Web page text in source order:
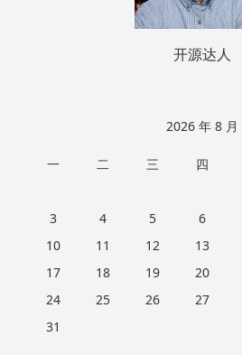
开源达人
2026 年 8 月
一 二 三 四
3
4 5 6
10
11 12 13
17
18 19 20
24
25 26 27
31